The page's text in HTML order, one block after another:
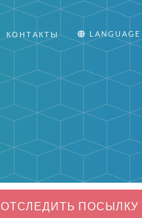
КОНТАКТЫ LANGUAGE
ОТСЛЕДИТЬ ПОСЫЛКУ